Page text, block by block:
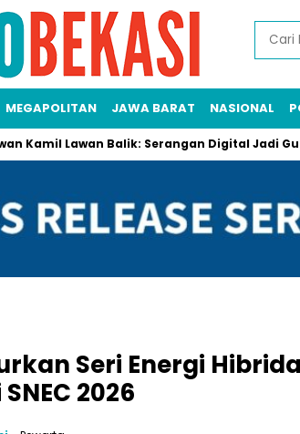
MEGAPOLITAN JAWA BARAT NASIONAL
Lawan Balik: Serangan Digital Jadi Gugatan
Seri Energi
2026